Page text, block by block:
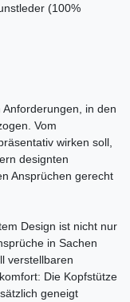
(100%
in den
Vom
wirken soll,
designten
Ansprüchen gerecht
Design ist nicht nur
in Sachen
verstellbaren
Die Kopfstütze
geneigt